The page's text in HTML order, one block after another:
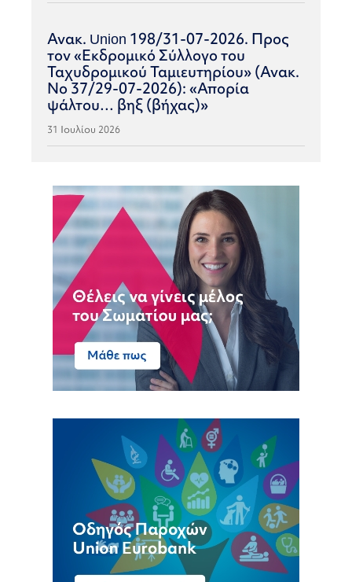
Ανακ. Union 198/31-07-2026. Προς
τον «Εκδρομικό Σύλλογο του
Ταχυδρομικού Ταμιευτηρίου» (Ανακ.
Νο 37/29-07-2026): «Απορία
ψάλτου… βηξ (βήχας)»
31 Ιουλίου 2026